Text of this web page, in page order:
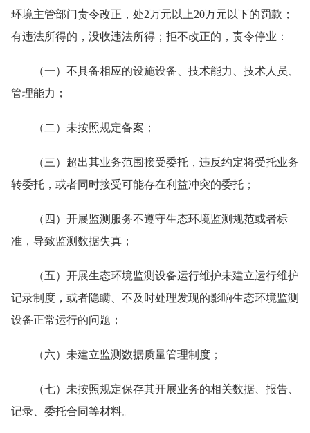
环境主管部门责令改正，处2万元以上20万元以下的罚款；
有违法所得的，没收违法所得；拒不改正的，责令停业：
（一）不具备相应的设施设备、技术能力、技术人员、
管理能力；
（二）未按照规定备案；
（三）超出其业务范围接受委托，违反约定将受托业务
转委托，或者同时接受可能存在利益冲突的委托；
（四）开展监测服务不遵守生态环境监测规范或者标
准，导致监测数据失真；
（五）开展生态环境监测设备运行维护未建立运行维护
记录制度，或者隐瞒、不及时处理发现的影响生态环境监测
设备正常运行的问题；
（六）未建立监测数据质量管理制度；
（七）未按照规定保存其开展业务的相关数据、报告、
记录、委托合同等材料。